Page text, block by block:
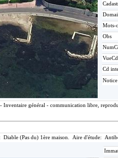
Mots-
Obs
VueCd
Cd
Inventaire général - communication libre,
(Pas du) 1ère maison. Aire d'étude: